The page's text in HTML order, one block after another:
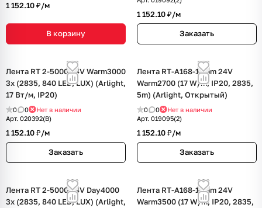
1 152.10 ₽/м
В корзину
1 152.10 ₽/м
Заказать
Лента RT 2-5000 24V Warm3000
3x (2835, 840 LED, LUX) (Arlight,
17 Вт/м, IP20)
0 0
Нет в наличии
Арт. 020392(B)
1 152.10 ₽/м
Заказать
Лента RT-A168-10mm 24V
Warm2700 (17 W/m, IP20, 2835,
5m) (Arlight, Открытый)
0 0
Нет в наличии
Арт. 019095(2)
1 152.10 ₽/м
Заказать
Лента RT 2-5000 24V Day4000
3x (2835, 840 LED, LUX) (Arlight,
Лента RT-A168-10mm 24V
Warm3500 (17 W/m, IP20, 2835,